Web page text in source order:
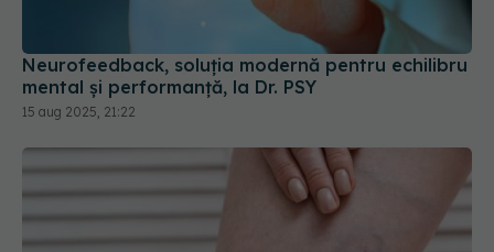
Neurofeedback, soluția modernă pentru echilibru
mental și performanță, la Dr. PSY
15 aug 2025, 21:22